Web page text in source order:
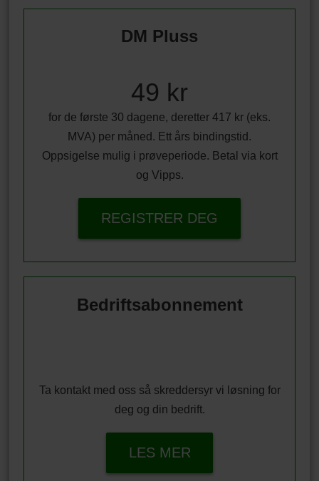
DM Pluss
49 kr
for de første 30 dagene, deretter 417 kr (eks.
MVA) per måned. Ett års bindingstid.
Oppsigelse mulig i prøveperiode. Betal via kort
og Vipps.
REGISTRER DEG
Bedriftsabonnement
Ta kontakt med oss så skreddersyr vi løsning for
deg og din bedrift.
LES MER